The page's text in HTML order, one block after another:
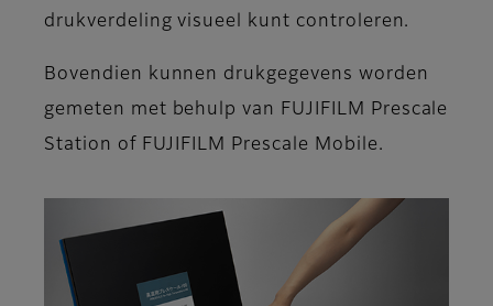
drukverdeling visueel kunt controleren.
Bovendien kunnen drukgegevens worden
gemeten met behulp van FUJIFILM Prescale
Station of FUJIFILM Prescale Mobile.